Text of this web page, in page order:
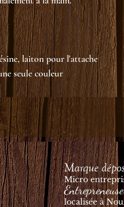
laiton pour l'attache
seule couleur
Marque
Micro
localisée à